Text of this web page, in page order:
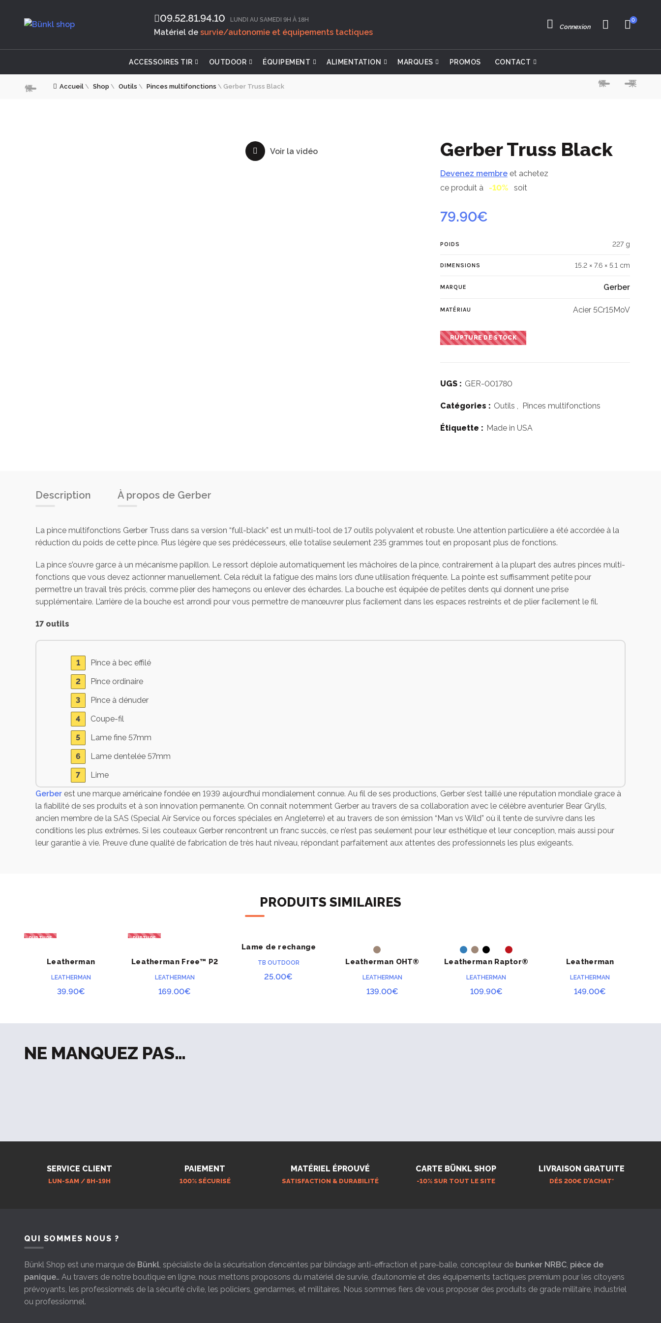
09.52.81.94.10‬ LUNDI AU SAMEDI 9H À 18H
Matériel de survie/autonomie et équipements tactiques
Connexion
0
ACCESSOIRES TIR OUTDOOR ÉQUIPEMENT ALIMENTATION MARQUES PROMOS CONTACT
Accueil\ Shop\ Outils \ Pinces multifonctions \ Gerber Truss Black
Voir la vidéo Gerber Truss Black
Devenez membre et achetez
ce produit à
-10% soit
79.90€
POIDS 227 g
DIMENSIONS 15.2 × 7.6 × 5.1 cm
MARQUE Gerber
MATÉRIAU Acier 5Cr15MoV
RUPTURE DE STOCK
UGS : GER-001780
Catégories : Outils , Pinces multifonctions
Étiquette : Made in USA
Description À propos de Gerber
La pince multifonctions Gerber Truss dans sa version “full-black” est un multi-tool de 17 outils polyvalent et robuste. Une attention particulière a été accordée à la
réduction du poids de cette pince. Plus légère que ses prédécesseurs, elle totalise seulement 235 grammes tout en proposant plus de fonctions.
La pince s’ouvre garce à un mécanisme papillon. Le ressort déploie automatiquement les mâchoires de la pince, contrairement à la plupart des autres pinces multi-
fonctions que vous devez actionner manuellement. Cela réduit la fatigue des mains lors d’une utilisation fréquente. La pointe est suffisamment petite pour
permettre un travail très précis, comme plier des hameçons ou enlever des échardes. La bouche est équipée de petites dents qui donnent une prise
supplémentaire. L’arrière de la bouche est arrondi pour vous permettre de manœuvrer plus facilement dans les espaces restreints et de plier facilement le fil.
17 outils
Pince à bec effilé
Pince ordinaire
Pince à dénuder
Coupe-fil
Lame fine 57mm
Lame dentelée 57mm
Lime
Ciseaux
Scie
Tournevis cruciforme grand
Tournevis cruciforme moyen
Règle
Gerberest une marque américaine fondée en 1939 aujourd’hui mondialement connue. Au fil de ses productions, Gerber s’est taillé une réputation mondiale grace à
la fiabilité de ses produits et à son innovation permanente. On connaît notemment Gerber au travers de sa collaboration avec le célèbre aventurier Bear Grylls,
ancien membre de la SAS (Special Air Service ou forces spéciales en Angleterre) et au travers de son émission “Man vs Wild” où il tente de survivre dans les
conditions les plus extrêmes. Si les couteaux Gerber rencontrent un franc succès, ce n’est pas seulement pour leur esthétique et leur conception, mais aussi pour
leur garantie à vie. Preuve d’une qualité de fabrication de très haut niveau, répondant parfaitement aux attentes des professionnels les plus exigeants.
PRODUITS SIMILAIRES
RUPTURE
Leatherman
LEATHERMAN
39.90€
RUPTURE
Leatherman Free™ P2
LEATHERMAN
169.00€
ACHETER
Lame de rechange
TB OUTDOOR
25.00€
ACHETER
Leatherman OHT®
LEATHERMAN
139.00€
ACHETER
Leatherman Raptor®
LEATHERMAN
109.90€
Leatherman
LEATHERMAN
149.00€
NE MANQUEZ PAS…
SERVICE CLIENT
LUN-SAM / 8H-19H
PAIEMENT
100% SÉCURISÉ
MATÉRIEL ÉPROUVÉ
SATISFACTION & DURABILITÉ
CARTE BÜNKL SHOP
-10% SUR TOUT LE SITE
LIVRAISON GRATUITE
DÉS 200€ D’ACHAT*
QUI SOMMES NOUS ?
Bünkl Shop est une marque de Bünkl, spécialiste de la sécurisation d’enceintes par blindage anti-effraction et pare-balle, concepteur de bunker NRBC, pièce de
panique… Au travers de notre boutique en ligne, nous mettons proposons du matériel de survie, d’autonomie et des équipements tactiques premium pour les citoyens
prévoyants, les professionnels de la sécurité civile, les policiers, gendarmes, et militaires. Nous sommes fiers de vous proposer des produits de grade militaire, industriel
ou professionnel.